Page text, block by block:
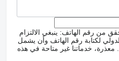
من رقم الهاتف: ينبغي الالتزام
لكتابة رقم الهاتف وأن يشمل
معذرة، خدماتنا غير متاحة في هذه